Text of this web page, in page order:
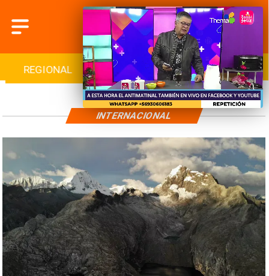
REGIONAL INTERNACIONAL DEPORTES
INTERNACIONAL